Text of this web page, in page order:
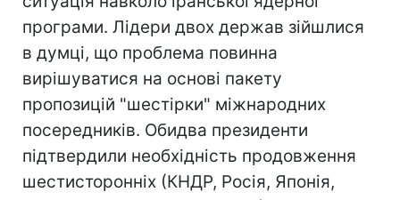
програми. Лідери двох держав зійшлися
в думці, що проблема повинна
вирішуватися на основі пакету
пропозицій "шестірки" міжнародних
посередників. Обидва президенти
підтвердили необхідність продовження
шестисторонніх (КНДР, Росія, Японія,